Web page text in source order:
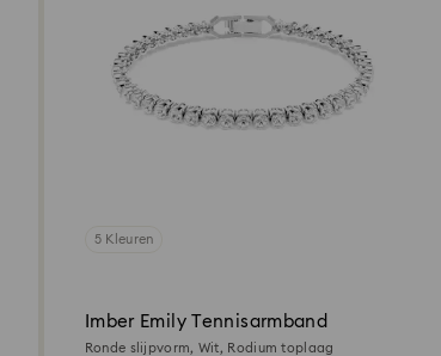
5 Kleuren
Imber Emily Tennisarmband
Ronde slijpvorm, Wit, Rodium toplaag